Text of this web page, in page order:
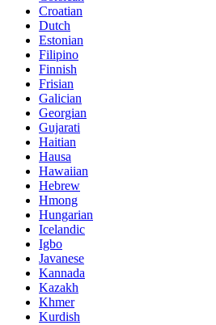
Croatian
Dutch
Estonian
Filipino
Finnish
Frisian
Galician
Georgian
Gujarati
Haitian
Hausa
Hawaiian
Hebrew
Hmong
Hungarian
Icelandic
Igbo
Javanese
Kannada
Kazakh
Khmer
Kurdish